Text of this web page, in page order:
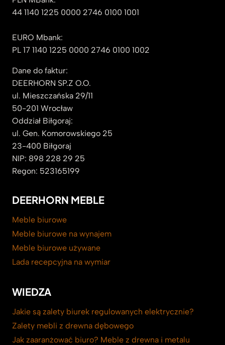
44 1140 1225 0000 2746 0100 1001
EURO Mbank:
PL 17 1140 1225 0000 2746 0100 1002
Dane do faktur:
DEERHORN SP.Z O.O.
ul. Mieszczańska 29/11
50-201 Wrocław
Oddział Biłgoraj:
ul. Gen. Komorowskiego 25
23-400 Biłgoraj
NIP: 898 228 29 25
Regon: 523165199
DEERHORN MEBLE
Meble biurowe
Meble biurowe na wynajem
Meble biurowe używane
Lada recepcyjna na wymiar
WIEDZA
Jakie są zalety biurek regulowanych elektrycznie?
Zalety mebli z drewna dębowego
Jak zaaranżować biuro? Meble z drewna i metalu